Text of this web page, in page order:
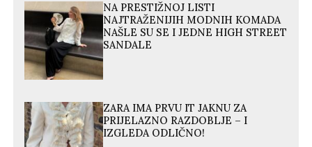
NA PRESTIŽNOJ LISTI
NAJTRAŽENIJIH MODNIH KOMADA
NAŠLE SU SE I JEDNE HIGH STREET
SANDALE
ZARA IMA PRVU IT JAKNU ZA
PRIJELAZNO RAZDOBLJE – I
IZGLEDA ODLIČNO!